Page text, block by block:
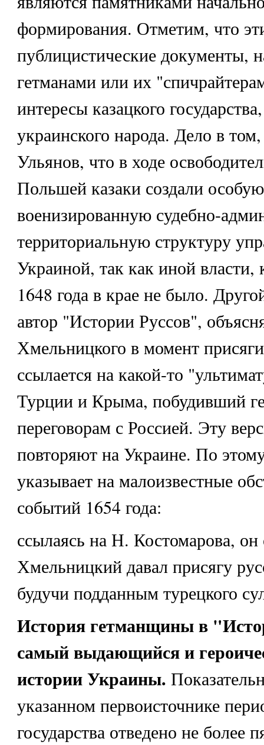
формирования. Отметим, что
публицистические документы,
гетманами или их
интересы казацкого
украинского народа. Дело в
Ульянов, что в ходе
Польшей казаки создали особую
военизированную судебно-
территориальную структуру
Украиной, так как иной власти,
1648 года в крае не было.
автор "Истории Руссов",
Хмельницкого в момент
ссылается на какой-то
Турции и Крыма, побудивший
переговорам с Россией. Эту
повторяют на Украине. По
указывает на малоизвестные
событий 1654 года:
ссылаясь на Н. Костомарова, он
Хмельницкий давал присягу
будучи подданным турецкого
История гетманщины в
самый выдающийся и
истории Украины.
указанном первоисточнике
государства отведено не более